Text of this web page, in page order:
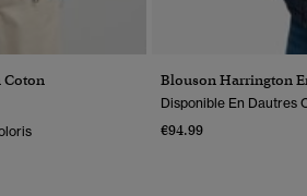
Coton Blouson Harrington
Disponible En Dautres
€94.99